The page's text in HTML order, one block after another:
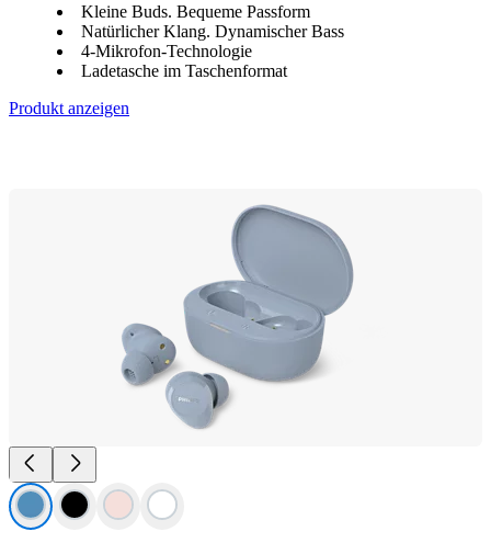
Kleine Buds. Bequeme Passform
Natürlicher Klang. Dynamischer Bass
4-Mikrofon-Technologie
Ladetasche im Taschenformat
Produkt anzeigen